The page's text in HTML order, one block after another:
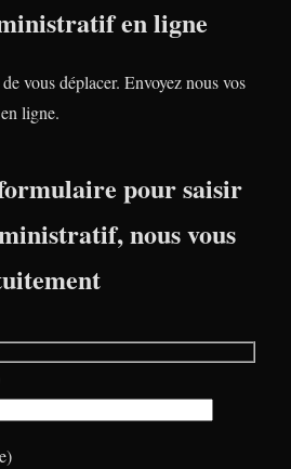
en ligne
vous déplacer. Envoyez nous vos
ligne.
pour saisir
nous vous